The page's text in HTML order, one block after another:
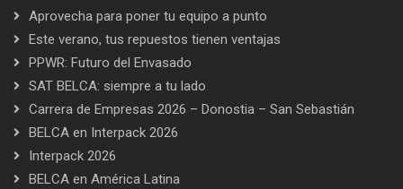
Aprovecha para poner tu equipo a punto
Este verano, tus repuestos tienen ventajas
PPWR: Futuro del Envasado
SAT BELCA: siempre a tu lado
Carrera de Empresas 2026 – Donostia – San Sebastián
BELCA en Interpack 2026
Interpack 2026
BELCA en América Latina